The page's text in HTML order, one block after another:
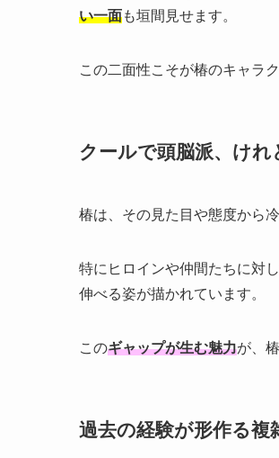
い一面も垣間見せます。
この二面性こそが椿のキャラ
クールで頭脳派、けれ
椿は、その見た目や態度から
特にヒロインや仲間たちに対
伸べる姿が描かれています。
このギャップが生む魅力が、
過去の経験が形作る複